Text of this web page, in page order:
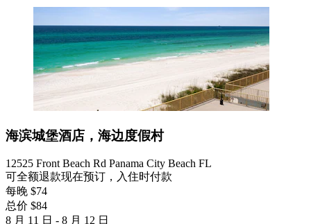
海滨城堡酒店，海边度假村
12525 Front Beach Rd Panama City Beach FL
可全额退款现在预订，入住时付款
每晚 $74
总价 $84
8 月 11 日 - 8 月 12 日